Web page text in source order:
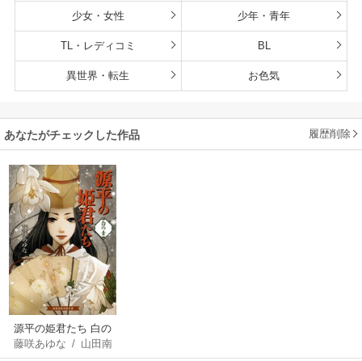
少女・女性 少年・青年
TL・レディコミ BL
異世界・転生 お色気
あなたがチェックした作品 履歴削除
源平の姫君たち 白の
章
藤咲あゆな / 山田南